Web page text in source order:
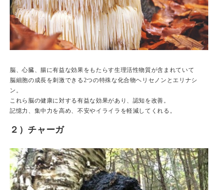
脳、心臓、腸に有益な効果をもたらす生理活性物質が含まれていて
脳細胞の成長を刺激できる2つの特殊な化合物ヘリセノンとエリナシ
ン。
これら脳の健康に対する有益な効果があり、認知を改善。
記憶力、集中力を高め、不安やイライラを軽減してくれる。
２）チャーガ